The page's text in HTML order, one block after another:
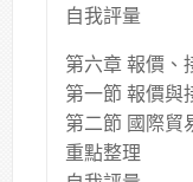
自我評量
第六章 報價、
第一節 報價與
第二節 國際貿
重點整理